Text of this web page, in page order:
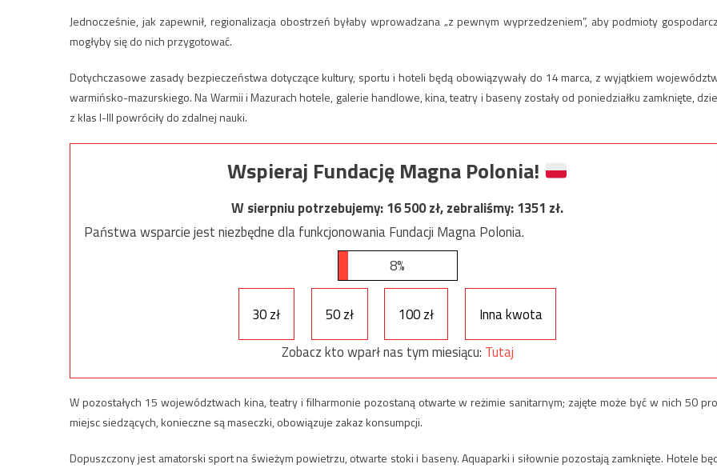
Jednocześnie, jak zapewnił, regionalizacja obostrzeń byłaby wprowadzana „z pewnym wyprzedzeniem”, aby podmioty
mogłyby się do nich przygotować.
Dotychczasowe zasady bezpieczeństwa dotyczące kultury, sportu i hoteli będą obowiązywały do 14 marca, z wyjątkiem
warmińsko-mazurskiego. Na Warmii i Mazurach hotele, galerie handlowe, kina, teatry i baseny zostały od poniedziałku zamknięte,
z klas I-III powróciły do zdalnej nauki.
Wspieraj Fundację Magna Polonia!
W sierpniu potrzebujemy:16 500zł, zebraliśmy:1351 zł.
Państwa wsparcie jest niezbędne dla funkcjonowania Fundacji Magna Polonia.
8%
30 zł 50 zł 100 zł
Inna kwota
Zobacz kto wparł nas tym miesiącu: Tutaj
W pozostałych 15 województwach kina, teatry i filharmonie pozostaną otwarte w reżimie sanitarnym; zajęte może być w nich 50
miejsc siedzących, konieczne są maseczki, obowiązuje zakaz konsumpcji.
Dopuszczony jest amatorski sport na świeżym powietrzu, otwarte stoki i baseny. Aquaparki i siłownie pozostają zamknięte. Hotele